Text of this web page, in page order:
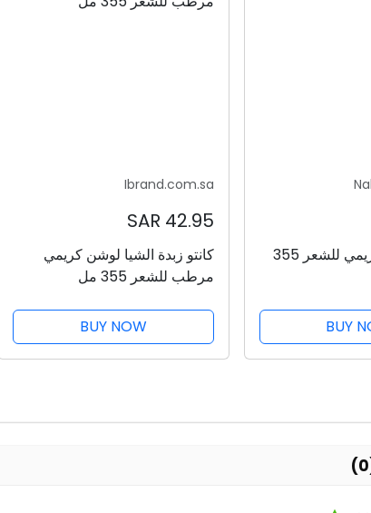
كانتو مرطب كريمي للشعر 355
BUY
Ibrand.com.sa
42.95 SAR
كانتو زبدة الشيا لوشن كريمي
مرطب للشعر 355 مل
BUY NOW